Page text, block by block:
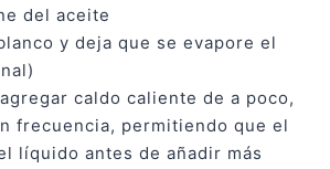
del aceite
y deja que se evapore el
caldo caliente de a poco,
frecuencia, permitiendo que el
líquido antes de añadir más